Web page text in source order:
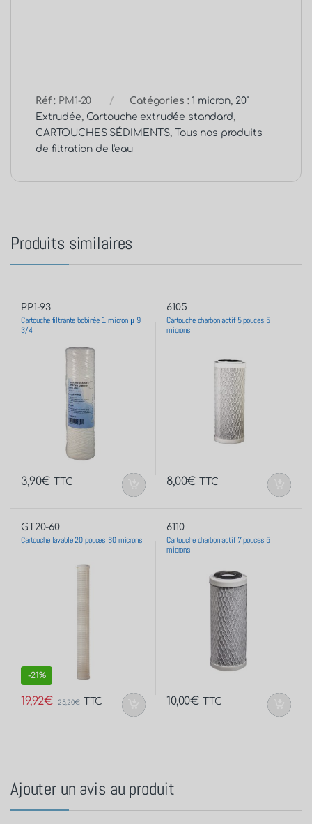
Réf : PM1-20 Catégories :1 micron, 20"
Extrudée, Cartouche extrudée standard,
CARTOUCHES SÉDIMENTS,
Tous nos produits
de filtration de l'eau
Produits similaires
PP1-93
Cartouche filtrante bobinée 1 micron μ 9
3/4
3,90€ TTC
6105
Cartouche charbon actif 5 pouces 5
microns
8,00€ TTC
GT20-60
Cartouche lavable 20 pouces 60 microns
-21%
19,92€ 25,20€ TTC
6110
Cartouche charbon actif 7 pouces 5
microns
10,00€ TTC
Ajouter un avis au produit